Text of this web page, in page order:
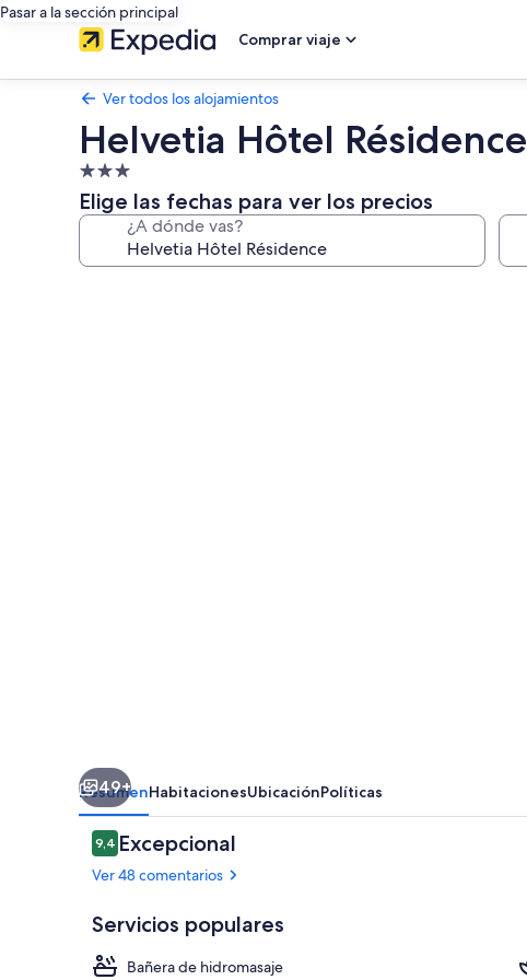
Pasar a la sección principal
Comprar viaje
Ver todos los alojamientos
Helvetia Hôtel Résidence
Alojamiento
de
3.0 estrellas
Elige las fechas para ver los precios
¿A dónde vas?
49+
ResumenHabitacionesUbicaciónPolíticas
Comentarios
9,49,4 de 10
Excepcional
Ver 48 comentarios
Servicios populares
Bañera de hidromasaje